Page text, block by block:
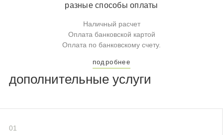
разные способы оплаты
Наличный расчет
Оплата банковской картой
Оплата по банковскому счету.
подробнее
дополнительные услуги
01